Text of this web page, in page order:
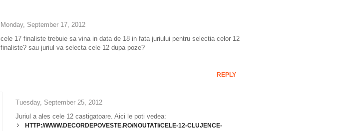
Monday, September 17, 2012
cele 17 finaliste trebuie sa vina in data de 18 in fata juriului pentru selectia celor 12
finaliste? sau juriul va selecta cele 12 dupa poze?
REPLY
Tuesday, September 25, 2012
Juriul a ales cele 12 castigatoare. Aici le poti vedea:
HTTP://WWW.DECORDEPOVESTE.RO/NOUTATI/CELE-12-CLUJENCE-